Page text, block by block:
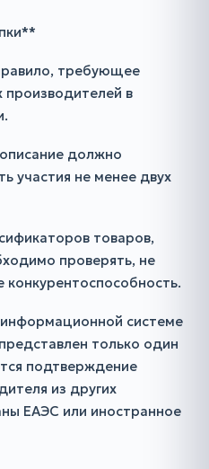
требующее
производителей в
должно
участия не менее двух
товаров,
проверять, не
конкурентоспособность.
информационной системе
только один
подтверждение
из других
ЕАЭС или иностранное